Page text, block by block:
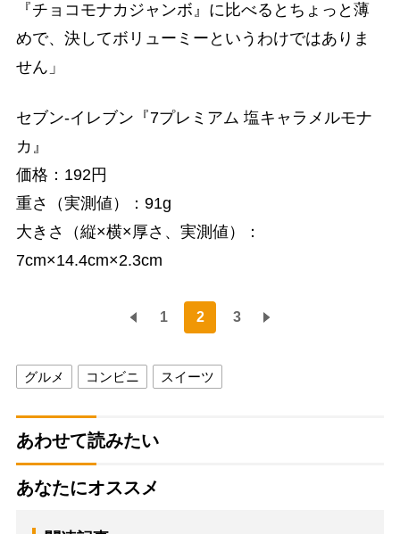
『チョコモナカジャンボ』に比べるとちょっと薄
めで、決してボリューミーというわけではありま
せん」
セブン-イレブン『7プレミアム 塩キャラメルモナ
カ』
価格：192円
重さ（実測値）：91g
大きさ（縦×横×厚さ、実測値）：
7cm×14.4cm×2.3cm
1 2 3
グルメ コンビニ スイーツ
あわせて読みたい
あなたにオススメ